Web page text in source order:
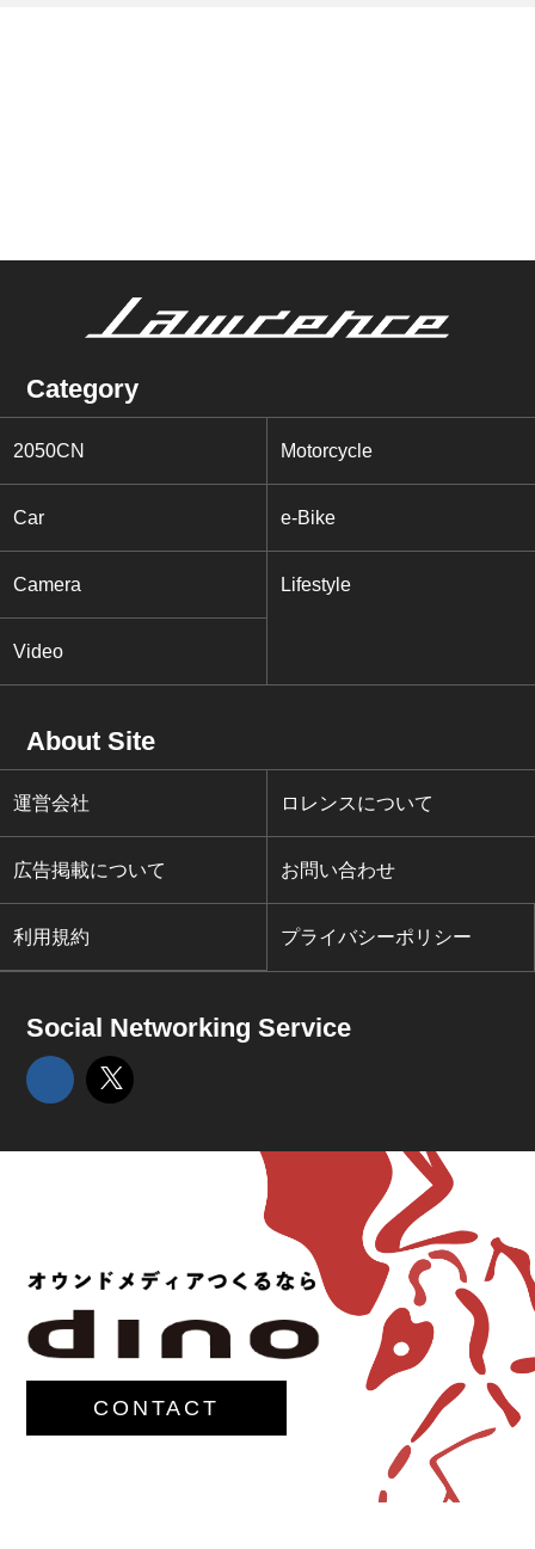
Category
2050CN Motorcycle
Car e-Bike
Camera Lifestyle
Video
About Site
運営会社 ロレンスについて
広告掲載について お問い合わせ
利用規約 プライバシーポリシー
Social Networking Service
CONTACT